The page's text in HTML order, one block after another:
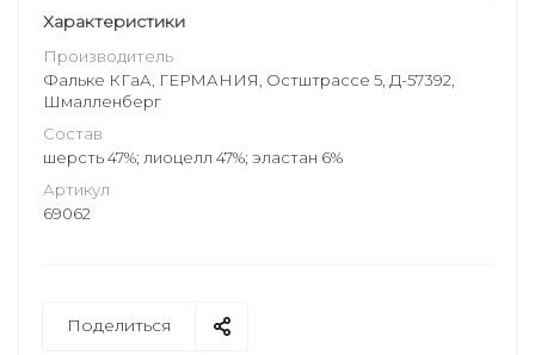
Характеристики
Производитель
Фальке КГаА, ГЕРМАНИЯ, Остштрассе 5, Д-57392,
Шмалленберг
Состав
шерсть 47%; лиоцелл 47%; эластан 6%
Артикул
69062
Поделиться